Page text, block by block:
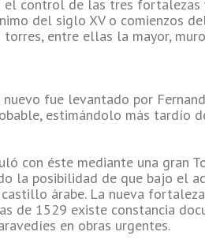
control de las tres fortalezas
del siglo XV o comienzos
entre ellas la mayor,
fue levantado por
estimándolo más tardío
con éste mediante una gran
la posibilidad de que bajo el
árabe.​ La nueva
de 1529 existe constancia
en obras urgentes.